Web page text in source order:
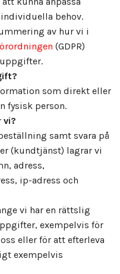
behov.
av hur vi i
(GDPR)
som direkt eller
fysisk person.
vi?
samt svara på
(kundtjänst) lagrar vi
adress,
ip-adress och
vi har en rättslig
exempelvis för
eller för att efterleva
exempelvis